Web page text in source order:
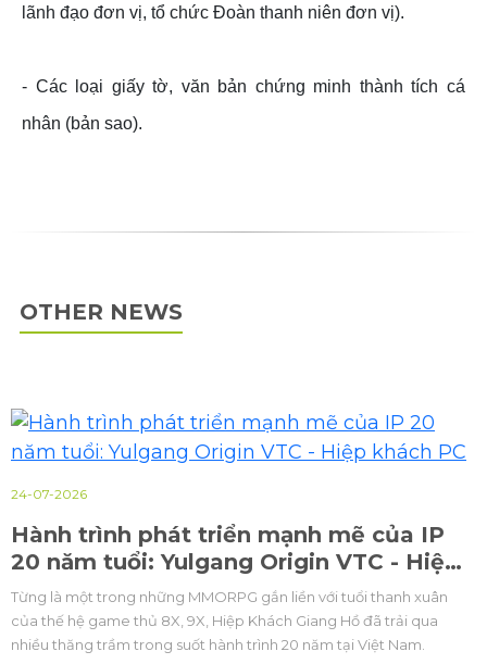
lãnh đạo đơn vị, tổ chức Đoàn thanh niên đơn vị).
- Các loại giấy tờ, văn bản chứng minh thành tích cá
nhân (bản sao).
OTHER NEWS
24-07-2026
Hành trình phát triển mạnh mẽ của IP
20 năm tuổi: Yulgang Origin VTC - Hiệp
khách PC
Từng là một trong những MMORPG gắn liền với tuổi thanh xuân
của thế hệ game thủ 8X, 9X, Hiệp Khách Giang Hồ đã trải qua
nhiều thăng trầm trong suốt hành trình 20 năm tại Việt Nam.